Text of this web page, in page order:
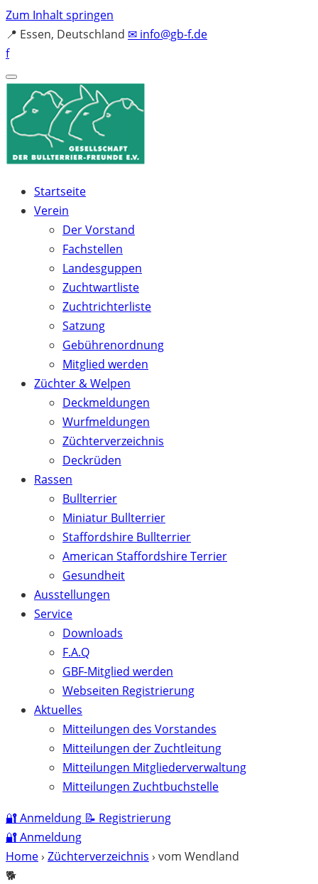
Zum Inhalt springen
📍 Essen, Deutschland ✉ info@gb-f.de
f
Startseite
Verein
Der Vorstand
Fachstellen
Landesguppen
Zuchtwartliste
Zuchtrichterliste
Satzung
Gebührenordnung
Mitglied werden
Züchter & Welpen
Deckmeldungen
Wurfmeldungen
Züchterverzeichnis
Deckrüden
Rassen
Bullterrier
Miniatur Bullterrier
Staffordshire Bullterrier
American Staffordshire Terrier
Gesundheit
Ausstellungen
Service
Downloads
F.A.Q
GBF-Mitglied werden
Webseiten Registrierung
Aktuelles
Mitteilungen des Vorstandes
Mitteilungen der Zuchtleitung
Mitteilungen Mitgliederverwaltung
Mitteilungen Zuchtbuchstelle
🔐Anmeldung 📝 Registrierung
🔐Anmeldung
Home› Züchterverzeichnis › vom Wendland
🐕